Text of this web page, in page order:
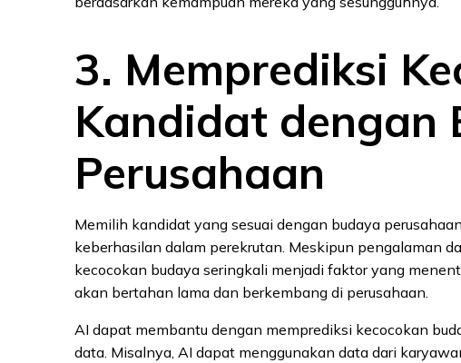
3. Memprediksi
Kandidat dengan
Perusahaan
Memilih kandidat yang sesuai dengan budaya
keberhasilan dalam perekrutan. Meskipun pengalaman
kecocokan budaya seringkali menjadi faktor yang
akan bertahan lama dan berkembang di perusahaan.
AI dapat membantu dengan memprediksi kecocokan
data. Misalnya, AI dapat menggunakan data dari